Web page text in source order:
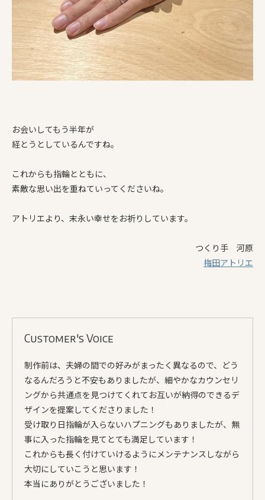
お会いしてもう半年が
経とうとしているんですね。
これからも指輪とともに、
素敵な思い出を重ねていってくださいね。
アトリエより、末永い幸せをお祈りしています。
つくり手 河原
梅田アトリエ
Customer's Voice
制作前は、夫婦の間での好みがまったく異なるので、どう
なるんだろうと不安もありましたが、細やかなカウンセリ
ングから共通点を見つけてくれてお互いが納得のできるデ
ザインを提案してくださりました！
受け取り日指輪が入らないハプニングもありましたが、無
事に入った指輪を見てとても満足しています！
これからも長く付けていけるようにメンテナンスしながら
大切にしていこうと思います！
本当にありがとうございました！